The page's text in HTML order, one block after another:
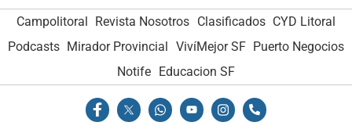
Campolitoral Revista Nosotros Clasificados CYD Litoral
Podcasts Mirador Provincial VivíMejor SF Puerto Negocios
Notife
Educacion SF